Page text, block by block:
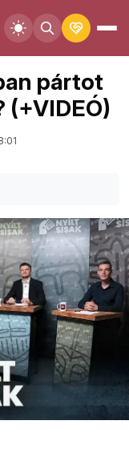
pártot
(+VIDEÓ)